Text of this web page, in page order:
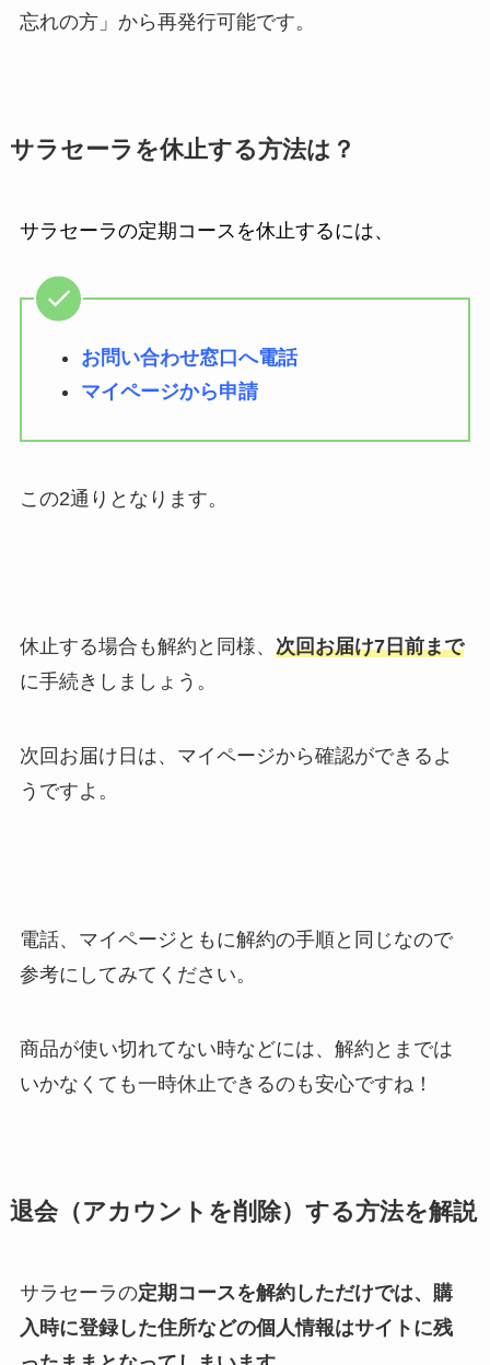
忘れの方」から再発行可能です。
サラセーラを休止する方法は？
サラセーラの定期コースを休止するには、
お問い合わせ窓口へ電話
マイページから申請
この2通りとなります。
休止する場合も解約と同様、 次回お届け7日前まで
に手続きしましょう。
次回お届け日は、マイページから確認ができるよ
うですよ。
電話、マイページともに解約の手順と同じなので
参考にしてみてください。
商品が使い切れてない時などには、解約とまでは
いかなくても一時休止できるのも安心ですね！
退会（アカウントを削除）する方法を解説
サラセーラの定期コースを解約しただけでは、購
入時に登録した住所などの個人情報はサイトに残